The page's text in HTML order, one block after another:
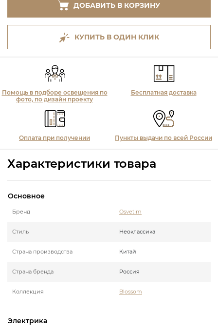
ДОБАВИТЬ В КОРЗИНУ
КУПИТЬ В ОДИН КЛИК
Помощь в подборе освещения по
фото, по дизайн проекту
Бесплатная доставка
Оплата при получении Пункты выдачи по всей России
Характеристики товара
Основное
Бренд Osvetim
Стиль Неоклассика
Страна производства Китай
Страна бренда Россия
Коллекция Blossom
Электрика